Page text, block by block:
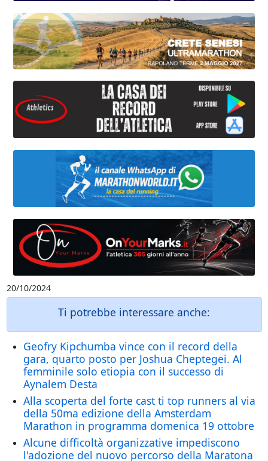
20/10/2024
Ti potrebbe interessare anche:
Geofry Kipchumba vince con il record della
gara, quarto posto per Joshua Cheptegei. Al
femminile solo etiopia con il successo di
Aynalem Desta
Alla scoperta del forte cast ti top runners al via
della 50ma edizione della Amsterdam
Marathon in programma domenica 19 ottobre
Alcune difficoltà organizzative impediscono
l'adozione del nuovo percorso della Maratona